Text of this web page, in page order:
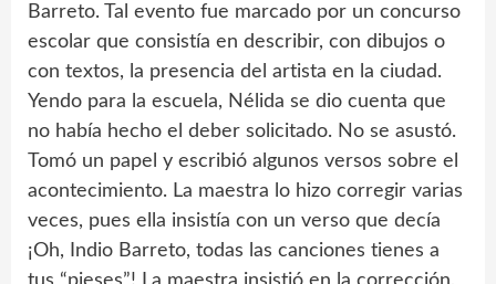
Barreto. Tal evento fue marcado por un concurso
escolar que consistía en describir, con dibujos o
con textos, la presencia del artista en la ciudad.
Yendo para la escuela, Nélida se dio cuenta que
no había hecho el deber solicitado. No se asustó.
Tomó un papel y escribió algunos versos sobre el
acontecimiento. La maestra lo hizo corregir varias
veces, pues ella insistía con un verso que decía
¡Oh, Indio Barreto, todas las canciones tienes a